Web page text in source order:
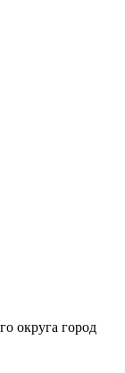
округа город